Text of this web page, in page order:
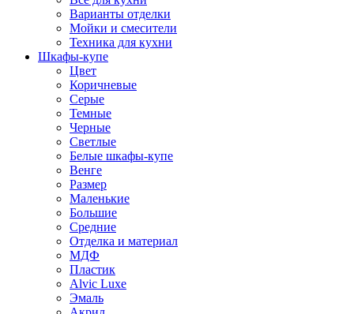
Варианты отделки
Мойки и смесители
Техника для кухни
Шкафы-купе
Цвет
Коричневые
Серые
Темные
Черные
Светлые
Белые шкафы-купе
Венге
Размер
Маленькие
Большие
Средние
Отделка и материал
МДФ
Пластик
Alvic Luxe
Эмаль